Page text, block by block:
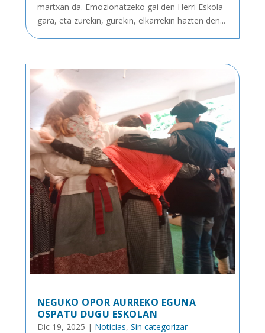
martxan da. Emozionatzeko gai den Herri Eskola
gara, eta zurekin, gurekin, elkarrekin hazten den...
NEGUKO OPOR AURREKO EGUNA
OSPATU DUGU ESKOLAN
Dic 19, 2025 | Noticias, Sin categorizar